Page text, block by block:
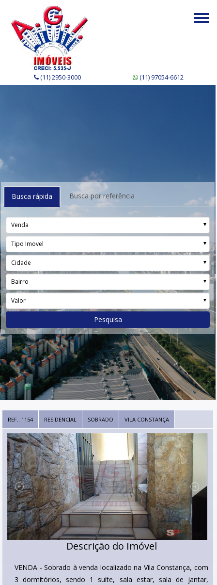
(11) 2950-3000 (11) 97054-6612
Busca rápida Busca por referência
Venda
Tipo Imovel
Cidade
Bairro
Valor
Pesquisa
REF.: 1154 RESIDENCIAL SOBRADO VILA CONSTANÇA
Descrição do Imóvel
VENDA - Sobrado à venda localizado na Vila Constança, com
3 dormitórios, sendo 1 suíte, sala estar, sala de jantar,